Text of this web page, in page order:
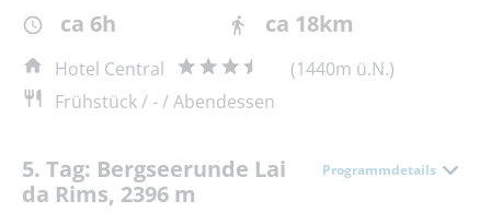
ca 6h
ca 18km
Hotel Central
(1440m ü.N.)
Frühstück / - / Abendessen
5. Tag: Bergseerunde Lai
da Rims, 2396 m
Programmdetails